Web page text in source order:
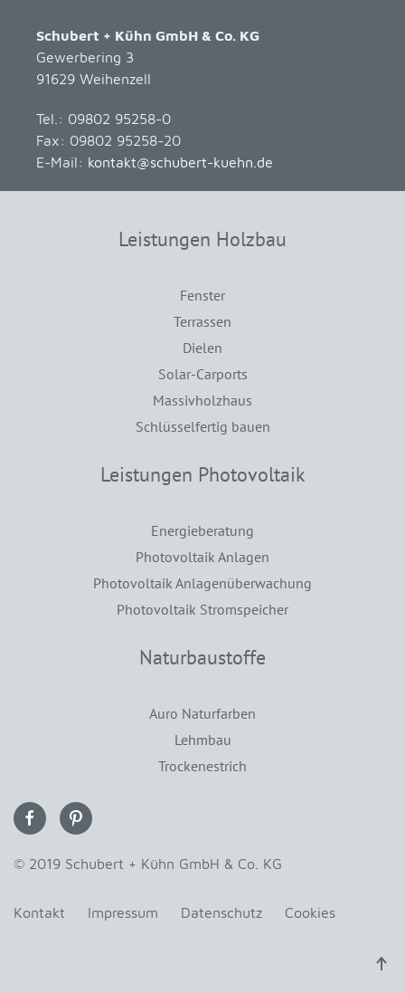
Schubert + Kühn GmbH & Co. KG
Gewerbering 3
91629 Weihenzell
Tel.: 09802 95258-0
Fax: 09802 95258-20
E-Mail: kontakt@schubert-kuehn.de
Leistungen Holzbau
Fenster
Terrassen
Dielen
Solar-Carports
Massivholzhaus
Schlüsselfertig bauen
Leistungen Photovoltaik
Energieberatung
Photovoltaik Anlagen
Photovoltaik Anlagenüberwachung
Photovoltaik Stromspeicher
Naturbaustoffe
Auro Naturfarben
Lehmbau
Trockenestrich
© 2019 Schubert + Kühn GmbH & Co. KG
Kontakt Impressum Datenschutz Cookies